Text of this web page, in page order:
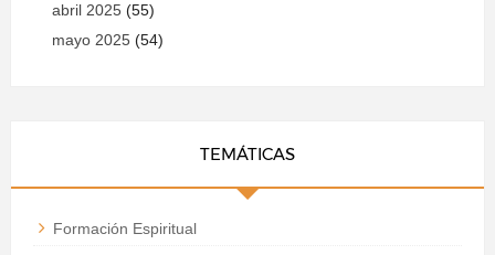
abril 2025 (55)
mayo 2025 (54)
TEMÁTICAS
Formación Espiritual